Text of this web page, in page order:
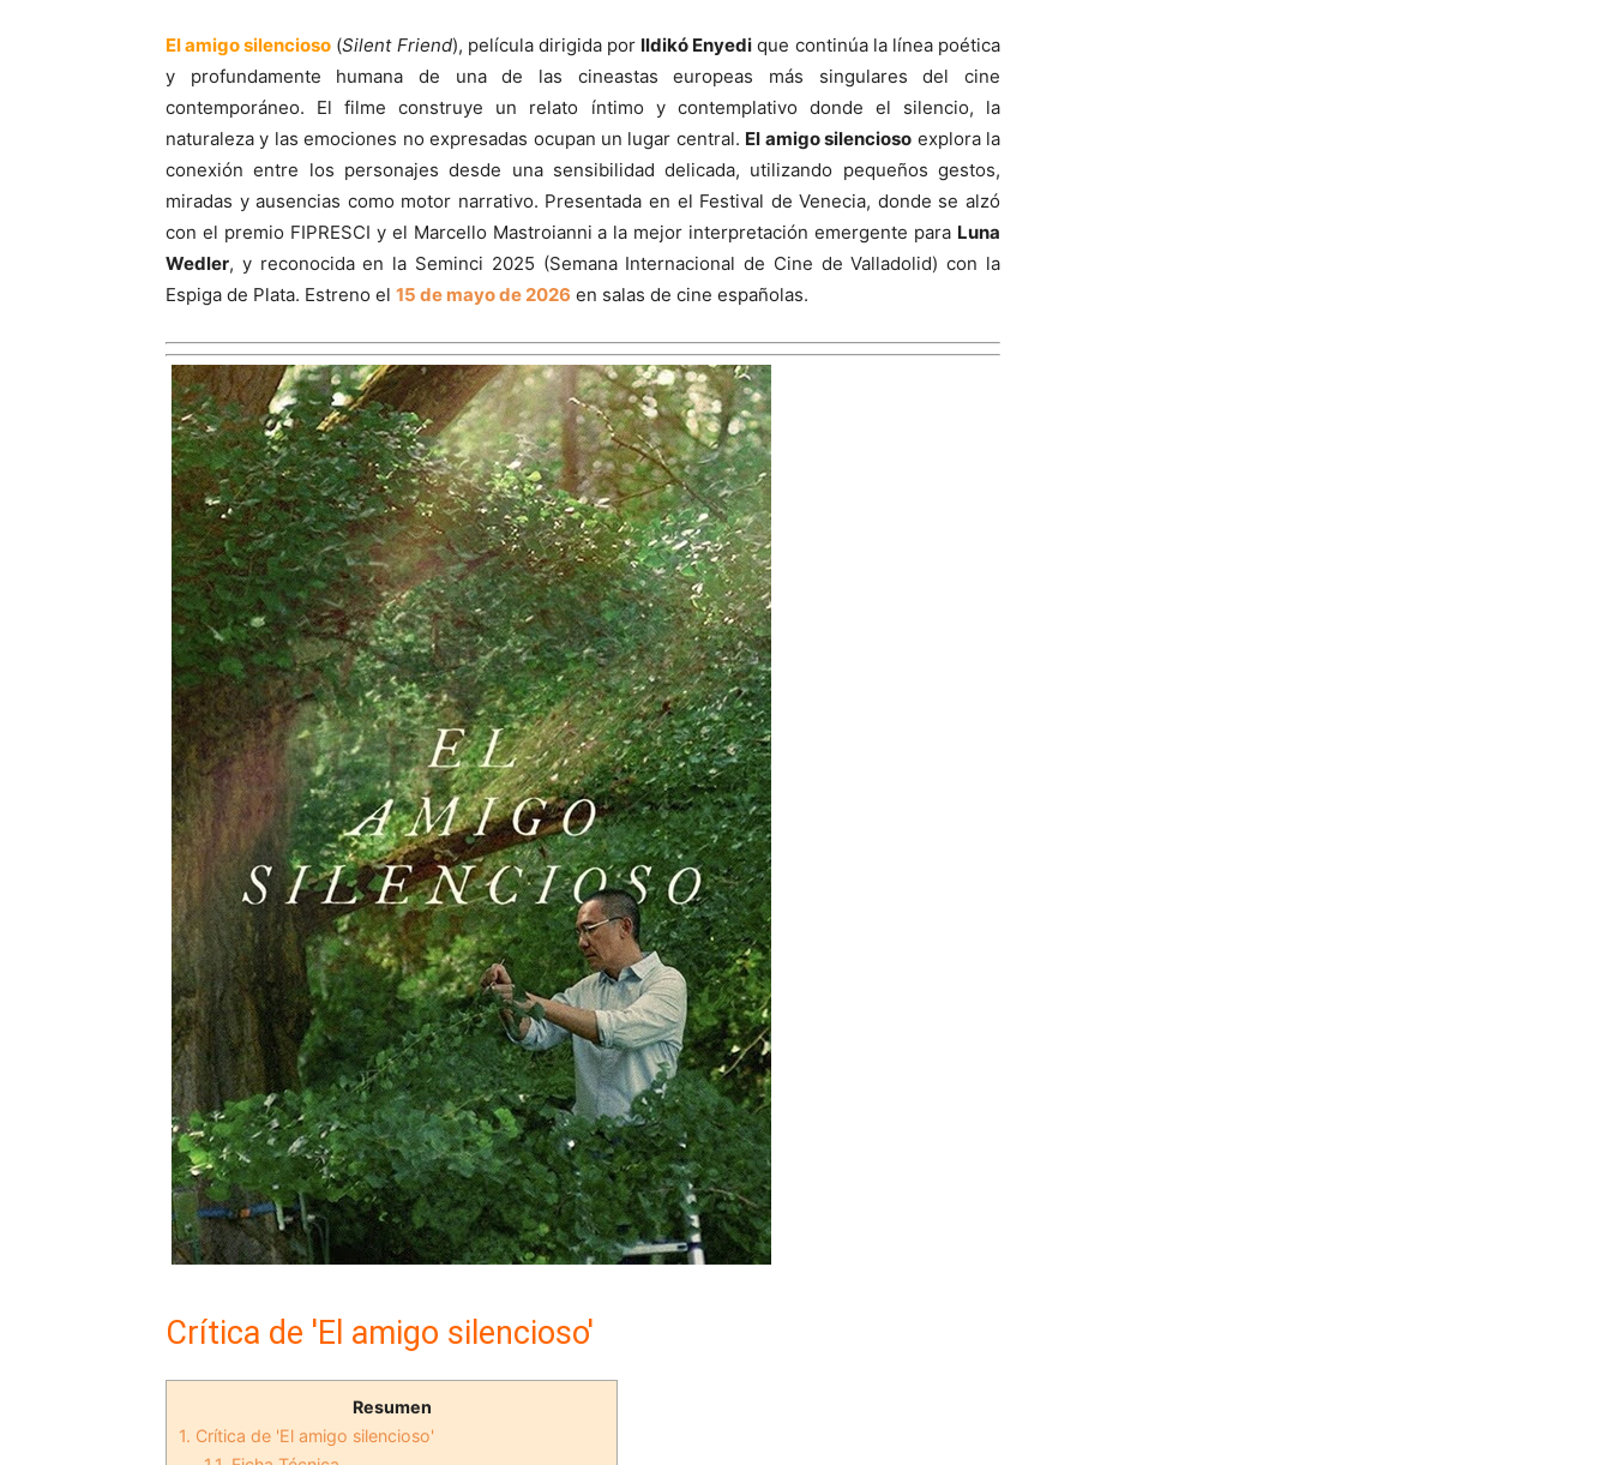
El amigo silencioso (Silent Friend), película dirigida por Ildikó Enyedi que continúa la línea poética
y profundamente humana de una de las cineastas europeas más singulares del cine
contemporáneo. El filme construye un relato íntimo y contemplativo donde el silencio, la
naturaleza y las emociones no expresadas ocupan un lugar central. El amigo silencioso explora la
conexión entre los personajes desde una sensibilidad delicada, utilizando pequeños gestos,
miradas y ausencias como motor narrativo. Presentada en el Festival de Venecia, donde se alzó
con el premio FIPRESCI y el Marcello Mastroianni a la mejor interpretación emergente para Luna
Wedler, y reconocida en la Seminci 2025 (Semana Internacional de Cine de Valladolid) con la
Espiga de Plata. Estreno el 15 de mayo de 2026 en salas de cine españolas.
Crítica de 'El amigo silencioso'
Resumen
1. Crítica de 'El amigo silencioso'